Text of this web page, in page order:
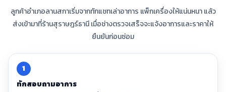
ลูกค้าอำเภอลานสกาเริ่มจากทักแชทเล่าอาการ แพ็กเครื่องให้แน่นหนา แล้ว
ส่งเข้ามาที่ร้านสุราษฎร์ธานี เมื่อช่างตรวจเสร็จจะแจ้งอาการและราคาให้
ยืนยันก่อนซ่อม
1
ทักสอบถามอาการ